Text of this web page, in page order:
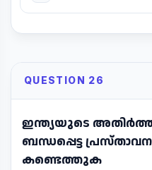
QUESTION 26
ഇന്ത്യയുടെ
ബന്ധപ്പെട്ട
കണ്ടെത്തുക